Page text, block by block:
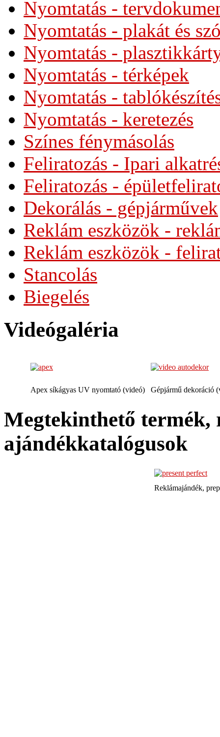
Nyomtatás -
Nyomtatás - plakát és
Nyomtatás -
Nyomtatás - térképek
Nyomtatás -
Nyomtatás - keretezés
Színes fénymásolás
Feliratozás - Ipari
Feliratozás -
Dekorálás - gépjárművek
Reklám eszközök -
Reklám eszközök -
Stancolás
Biegelés
Videógaléria
Apex síkágyas UV nyomtató (videó) Gépjármű dekoráció
Megtekinthető termék,
ajándékkatalógusok
Reklámajándék,